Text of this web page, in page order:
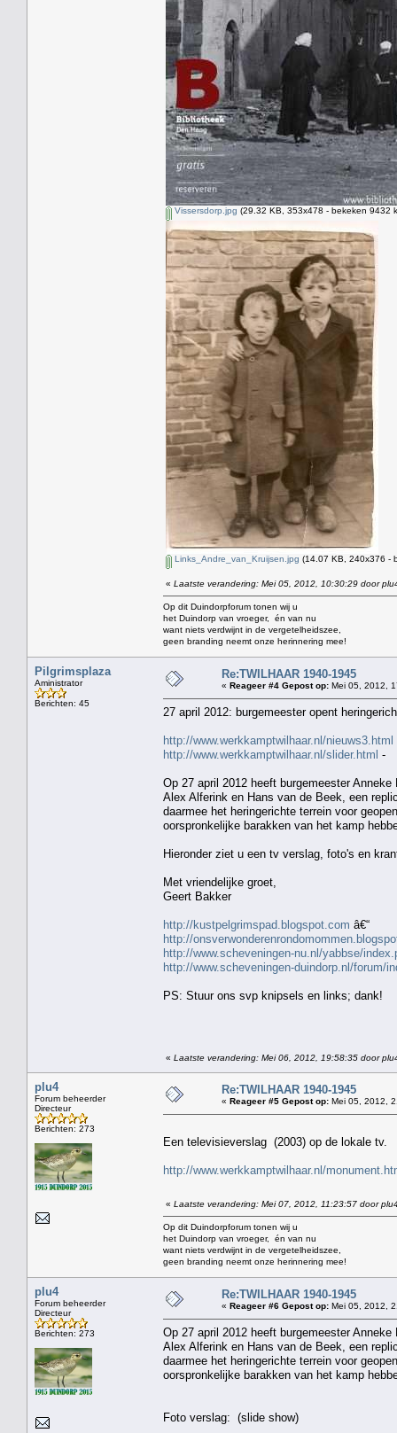
Vissersdorp.jpg (29.32 KB, 353x478 - bekeken 9432
Links_Andre_van_Kruijsen.jpg (14.07 KB, 240x376 -
« Laatste verandering: Mei 05, 2012, 10:30:29 door
Op dit Duindorpforum tonen wij u
het Duindorp van vroeger, én van nu
want niets verdwijnt in de vergetelheidszee,
geen branding neemt onze herinnering mee!
Pilgrimsplaza
Aministrator
Berichten: 45
Re:TWILHAAR 1940-1945
« Reageer #4 Gepost op: Mei 05, 2012,
27 april 2012: burgemeester opent
http://www.werkkamptwilhaar.nl/nieuws3.html
http://www.werkkamptwilhaar.nl/slider.html -
Op 27 april 2012 heeft burgemeester
Alex Alferink en Hans van de Beek, een
daarmee het heringerichte terrein voor
oorspronkelijke barakken van het kamp
Hieronder ziet u een tv verslag, foto's en
Met vriendelijke groet,
Geert Bakker
http://kustpelgrimspad.blogspot.com â€“
http://
http://www.scheveningen-nu.nl/yabbse/
http://www.scheveningen-duindorp.nl/forum/
PS: Stuur ons svp knipsels en links; dank!
« Laatste verandering: Mei 06, 2012, 19:58:35 door
plu4
Forum beheerder
Directeur
Berichten: 273
Re:TWILHAAR 1940-1945
« Reageer #5 Gepost op: Mei 05, 2012,
Een televisieverslag (2003) op de lokale tv.
http://www.werkkamptwilhaar.nl/
« Laatste verandering: Mei 07, 2012, 11:23:57 door
Op dit Duindorpforum tonen wij u
het Duindorp van vroeger, én van nu
want niets verdwijnt in de vergetelheidszee,
geen branding neemt onze herinnering mee!
plu4
Forum beheerder
Directeur
Berichten: 273
Re:TWILHAAR 1940-1945
« Reageer #6 Gepost op: Mei 05, 2012,
Op 27 april 2012 heeft burgemeester
Alex Alferink en Hans van de Beek, een
daarmee het heringerichte terrein voor
oorspronkelijke barakken van het kamp
Foto verslag: (slide show)